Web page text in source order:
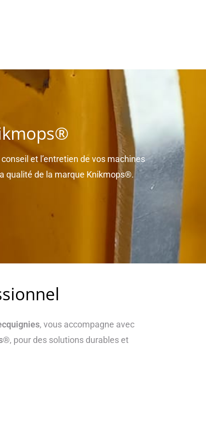
et l’entretien de vos machines
qualité de la marque Knikmops®.
, vous accompagne avec
, pour des solutions durables et